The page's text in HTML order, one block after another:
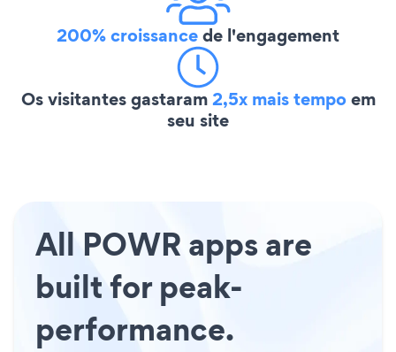
200% croissancede l'engagement
Os visitantes gastaram2,5x mais tempoem
seu site
All POWR apps are
built for peak-
performance.